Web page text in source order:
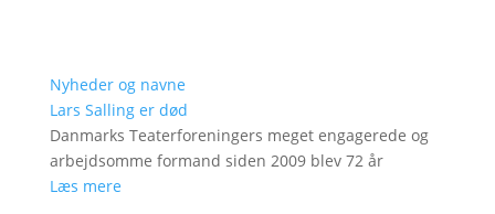
Nyheder og navne
Lars Salling er død
Danmarks Teaterforeningers meget engagerede og
arbejdsomme formand siden 2009 blev 72 år
Læs mere